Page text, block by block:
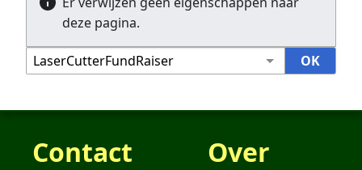
deze pagina.
Contact Over